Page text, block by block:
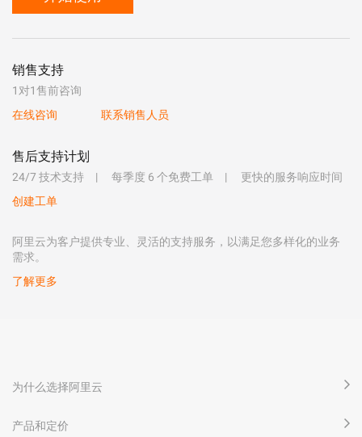
销售支持
1对1售前咨询
在线咨询
联系销售人员
售后支持计划
24/7 技术支持 每季度 6 个免费工单
更快的服务响应时间
创建工单
阿里云为客户提供专业、灵活的支持服务，以满足您多样化的业务
需求。
了解更多
为什么选择阿里云
产品和定价